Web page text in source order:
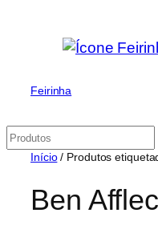
Feirinha
Pesquisar
Início/ Produtos
Ben